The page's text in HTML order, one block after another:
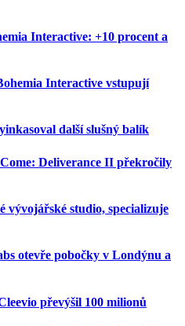
Interactive: +10 procent a
Interactive vstupují
další slušný balík
Deliverance II překročily
vývojářské studio, specializuje
otevře pobočky v Londýnu a
převýšil 100 milionů